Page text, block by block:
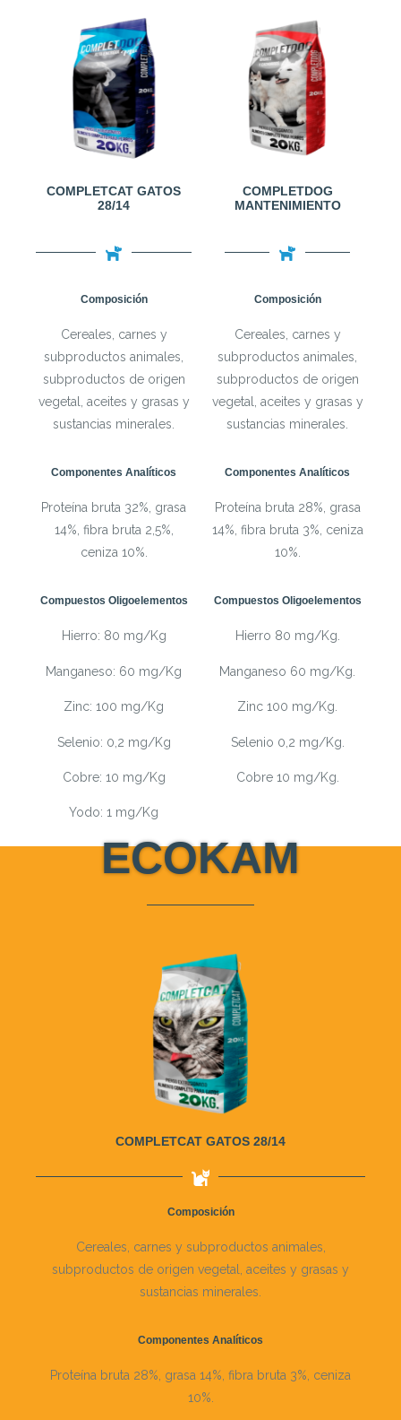
COMPLETCAT GATOS
28/14
COMPLETDOG
MANTENIMIENTO
Composición Composición
Cereales, carnes y
subproductos animales,
subproductos de origen
vegetal, aceites y grasas y
sustancias minerales.
Cereales, carnes y
subproductos animales,
subproductos de origen
vegetal, aceites y grasas y
sustancias minerales.
Componentes Analíticos Componentes Analíticos
Proteína bruta 32%, grasa
14%, fibra bruta 2,5%,
ceniza 10%.
Proteína bruta 28%, grasa
14%, fibra bruta 3%, ceniza
10%.
Compuestos Oligoelementos Compuestos Oligoelementos
Hierro: 80 mg/Kg
Manganeso: 60 mg/Kg
Zinc: 100 mg/Kg
Selenio: 0,2 mg/Kg
Cobre: 10 mg/Kg
Yodo: 1 mg/Kg
Hierro 80 mg/Kg.
Manganeso 60 mg/Kg.
Zinc 100 mg/Kg.
Selenio 0,2 mg/Kg.
Cobre 10 mg/Kg.
ECOKAM
COMPLETCAT GATOS 28/14
Composición
Cereales, carnes y subproductos animales,
subproductos de origen vegetal, aceites y grasas y
sustancias minerales.
Componentes Analíticos
Proteína bruta 28%, grasa 14%, fibra bruta 3%, ceniza
10%.